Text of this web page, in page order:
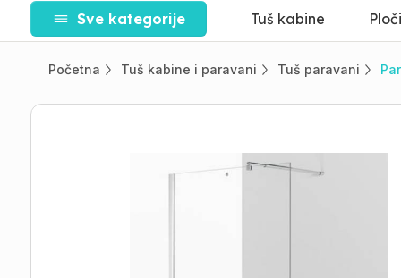
Sve kategorije Tuš kabine
Početna Tuš kabine i paravani Tuš paravani